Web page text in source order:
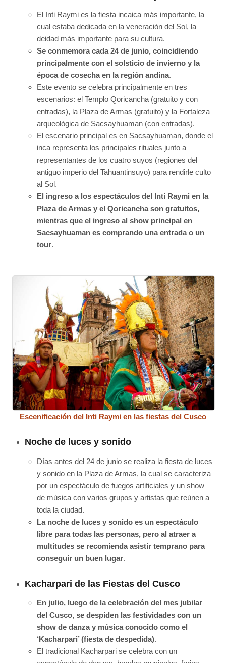
El Inti Raymi es la fiesta incaica más importante, la
cual estaba dedicada en la veneración del Sol, la
deidad más importante para su cultura.
Se conmemora cada 24 de junio, coincidiendo
principalmente con el solsticio de invierno y la
época de cosecha en la región andina.
Este evento se celebra principalmente en tres
escenarios: el Templo Qoricancha (gratuito y con
entradas), la Plaza de Armas (gratuito) y la Fortaleza
arqueológica de Sacsayhuaman (con entradas).
El escenario principal es en Sacsayhuaman, donde el
inca representa los principales rituales junto a
representantes de los cuatro suyos (regiones del
antiguo imperio del Tahuantinsuyo) para rendirle culto
al Sol.
El ingreso a los espectáculos del Inti Raymi en la
Plaza de Armas y el Qoricancha son gratuitos,
mientras que el ingreso al show principal en
Sacsayhuaman es comprando una entrada o un
tour.
Escenificación del Inti Raymi en las fiestas del Cusco
Noche de luces y sonido
Días antes del 24 de junio se realiza la fiesta de luces
y sonido en la Plaza de Armas, la cual se caracteriza
por un espectáculo de fuegos artificiales y un show
de música con varios grupos y artistas que reúnen a
toda la ciudad.
La noche de luces y sonido es un espectáculo
libre para todas las personas, pero al atraer a
multitudes se recomienda asistir temprano para
conseguir un buen lugar.
Kacharpari de las Fiestas del Cusco
En julio, luego de la celebración del mes jubilar
del Cusco, se despiden las festividades con un
show de danza y música conocido como el
‘Kacharpari’ (fiesta de despedida).
El tradicional Kacharpari se celebra con un